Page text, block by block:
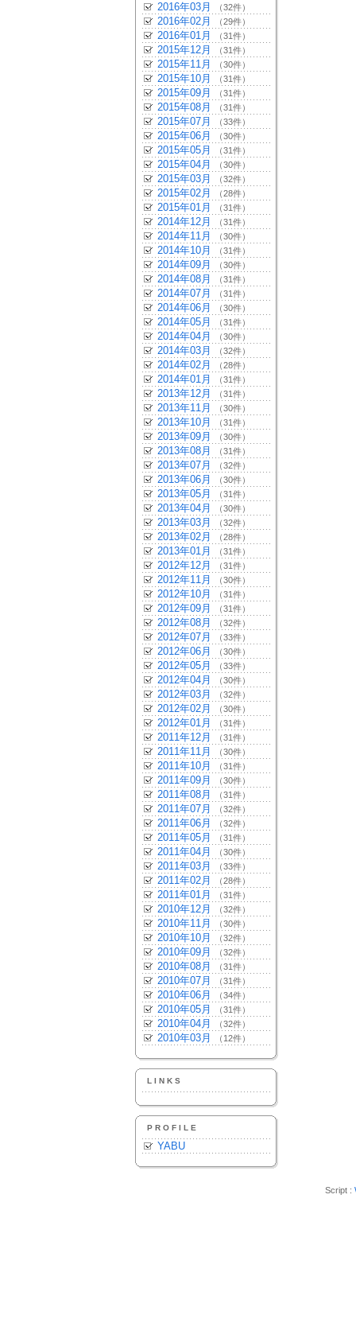
2016年03月 （32件）
2016年02月 （29件）
2016年01月 （31件）
2015年12月 （31件）
2015年11月 （30件）
2015年10月 （31件）
2015年09月 （31件）
2015年08月 （31件）
2015年07月 （33件）
2015年06月 （30件）
2015年05月 （31件）
2015年04月 （30件）
2015年03月 （32件）
2015年02月 （28件）
2015年01月 （31件）
2014年12月 （31件）
2014年11月 （30件）
2014年10月 （31件）
2014年09月 （30件）
2014年08月 （31件）
2014年07月 （31件）
2014年06月 （30件）
2014年05月 （31件）
2014年04月 （30件）
2014年03月 （32件）
2014年02月 （28件）
2014年01月 （31件）
2013年12月 （31件）
2013年11月 （30件）
2013年10月 （31件）
2013年09月 （30件）
2013年08月 （31件）
2013年07月 （32件）
2013年06月 （30件）
2013年05月 （31件）
2013年04月 （30件）
2013年03月 （32件）
2013年02月 （28件）
2013年01月 （31件）
2012年12月 （31件）
2012年11月 （30件）
2012年10月 （31件）
2012年09月 （31件）
2012年08月 （32件）
2012年07月 （33件）
2012年06月 （30件）
2012年05月 （33件）
2012年04月 （30件）
2012年03月 （32件）
2012年02月 （30件）
2012年01月 （31件）
2011年12月 （31件）
2011年11月 （30件）
2011年10月 （31件）
2011年09月 （30件）
2011年08月 （31件）
2011年07月 （32件）
2011年06月 （32件）
2011年05月 （31件）
2011年04月 （30件）
2011年03月 （33件）
2011年02月 （28件）
2011年01月 （31件）
2010年12月 （32件）
2010年11月 （30件）
2010年10月 （32件）
2010年09月 （32件）
2010年08月 （31件）
2010年07月 （31件）
2010年06月 （34件）
2010年05月 （31件）
2010年04月 （32件）
2010年03月 （12件）
LINKS
PROFILE
YABU
Script :